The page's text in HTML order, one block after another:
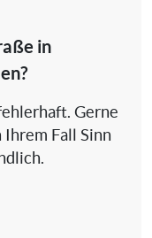
in
Gerne
Fall Sinn